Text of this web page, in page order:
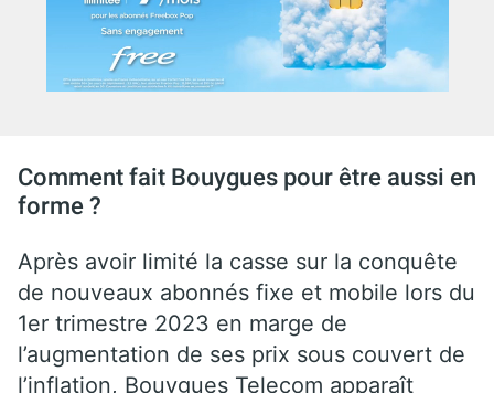
Comment fait Bouygues pour être aussi en
forme ?
Après avoir limité la casse sur la conquête
de nouveaux abonnés fixe et mobile lors du
1er trimestre 2023 en marge de
l’augmentation de ses prix sous couvert de
l’inflation, Bouygues Telecom apparaît